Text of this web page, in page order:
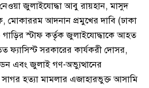
নেওয়া জুলাইযোদ্ধা আবু রায়হান, মাসুদ
মোকাররম আদনান প্রমুখের দাবি (ঢাকা
স্টাফ কর্তৃক জুলাইযোদ্ধাকে আহত
ফ্যাসিস্ট সরকারের কার্যকরী দোসর,
এবং জুলাই গণ-অভ্যুত্থানের
হত্যা মামলার এজাহারভুক্ত আসামি